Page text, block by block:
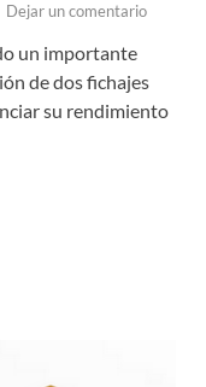
Dejar un comentario
un importante
de dos fichajes
su rendimiento